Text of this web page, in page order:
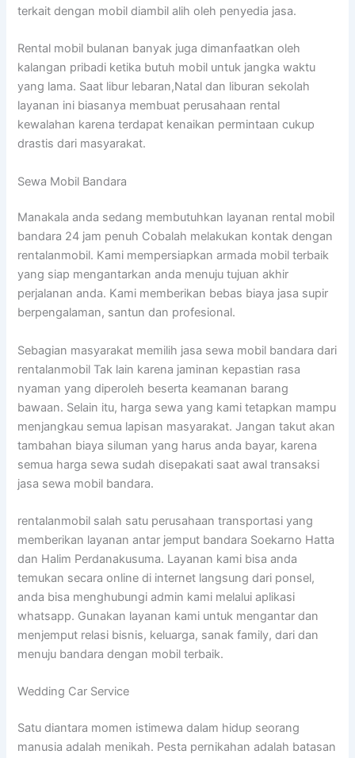
terkait dengan mobil diambil alih oleh penyedia jasa.
Rental mobil bulanan banyak juga dimanfaatkan oleh
kalangan pribadi ketika butuh mobil untuk jangka waktu
yang lama. Saat libur lebaran,Natal dan liburan sekolah
layanan ini biasanya membuat perusahaan rental
kewalahan karena terdapat kenaikan permintaan cukup
drastis dari masyarakat.
Sewa Mobil Bandara
Manakala anda sedang membutuhkan layanan rental mobil
bandara 24 jam penuh Cobalah melakukan kontak dengan
rentalanmobil. Kami mempersiapkan armada mobil terbaik
yang siap mengantarkan anda menuju tujuan akhir
perjalanan anda. Kami memberikan bebas biaya jasa supir
berpengalaman, santun dan profesional.
Sebagian masyarakat memilih jasa sewa mobil bandara dari
rentalanmobil Tak lain karena jaminan kepastian rasa
nyaman yang diperoleh beserta keamanan barang
bawaan. Selain itu, harga sewa yang kami tetapkan mampu
menjangkau semua lapisan masyarakat. Jangan takut akan
tambahan biaya siluman yang harus anda bayar, karena
semua harga sewa sudah disepakati saat awal transaksi
jasa sewa mobil bandara.
rentalanmobil salah satu perusahaan transportasi yang
memberikan layanan antar jemput bandara Soekarno Hatta
dan Halim Perdanakusuma. Layanan kami bisa anda
temukan secara online di internet langsung dari ponsel,
anda bisa menghubungi admin kami melalui aplikasi
whatsapp. Gunakan layanan kami untuk mengantar dan
menjemput relasi bisnis, keluarga, sanak family, dari dan
menuju bandara dengan mobil terbaik.
Wedding Car Service
Satu diantara momen istimewa dalam hidup seorang
manusia adalah menikah. Pesta pernikahan adalah batasan